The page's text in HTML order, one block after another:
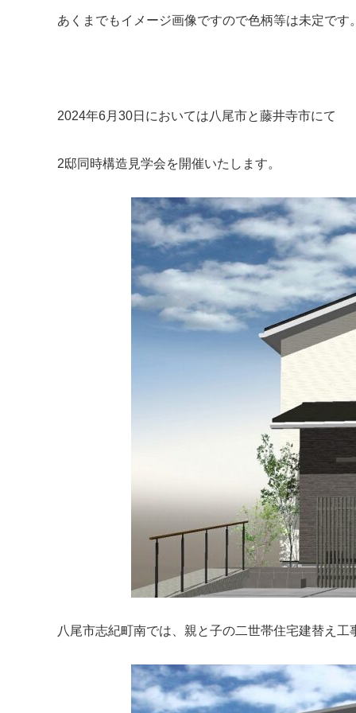
あくまでもイメージ画像ですので色柄等は未定です
2024年6月30日においては八尾市と藤井寺市にて
2邸同時構造見学会を開催いたします。
八尾市志紀町南では、親と子の二世帯住宅建替え工